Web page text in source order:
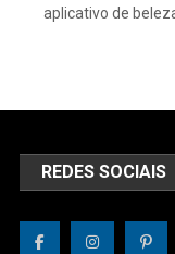
aplicativo de
REDES SOCIAIS